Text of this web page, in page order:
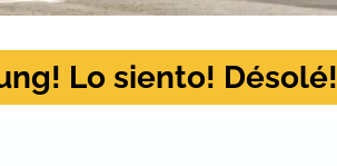
Lo siento! Désolé!